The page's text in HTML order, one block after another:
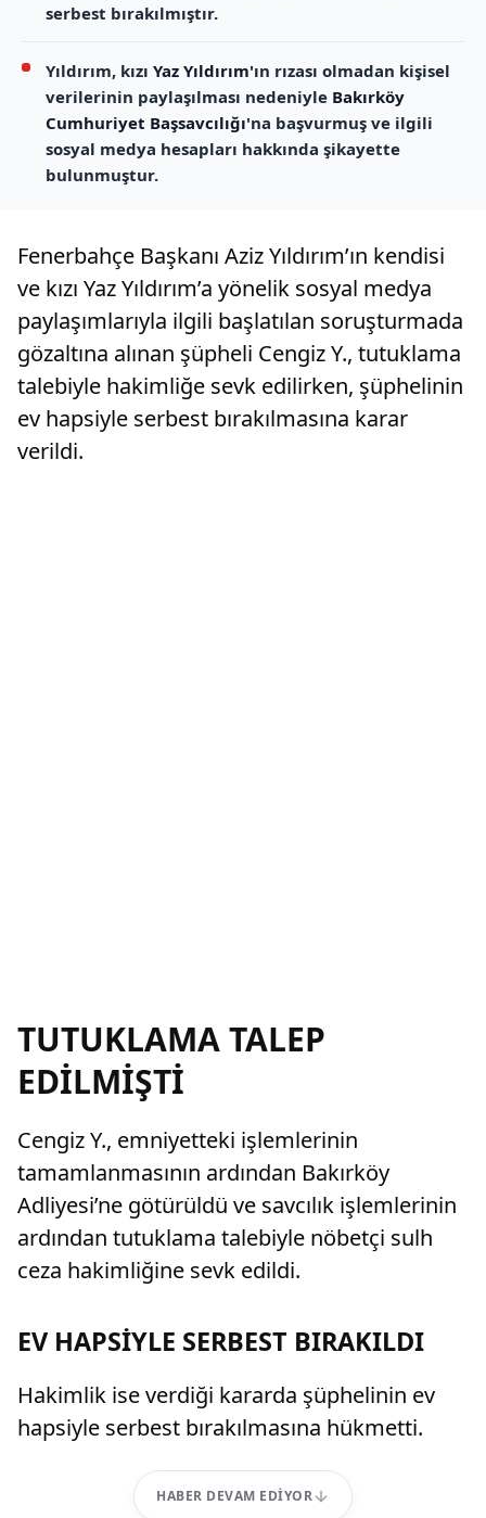
serbest bırakılmıştır.
Yıldırım, kızı Yaz Yıldırım'ın rızası olmadan kişisel
verilerinin paylaşılması nedeniyle Bakırköy
Cumhuriyet Başsavcılığı'na başvurmuş ve ilgili
sosyal medya hesapları hakkında şikayette
bulunmuştur.
Fenerbahçe Başkanı Aziz Yıldırım’ın kendisi
ve kızı Yaz Yıldırım’a yönelik sosyal medya
paylaşımlarıyla ilgili başlatılan soruşturmada
gözaltına alınan şüpheli Cengiz Y., tutuklama
talebiyle hakimliğe sevk edilirken, şüphelinin
ev hapsiyle serbest bırakılmasına karar
verildi.
TUTUKLAMA TALEP
EDİLMİŞTİ
Cengiz Y., emniyetteki işlemlerinin
tamamlanmasının ardından Bakırköy
Adliyesi’ne götürüldü ve savcılık işlemlerinin
ardından tutuklama talebiyle nöbetçi sulh
ceza hakimliğine sevk edildi.
EV HAPSİYLE SERBEST BIRAKILDI
Hakimlik ise verdiği kararda şüphelinin ev
hapsiyle serbest bırakılmasına hükmetti.
HABER DEVAM EDIYOR